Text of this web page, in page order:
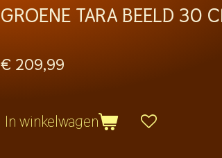
GROENE TARA BEELD 30
€ 209,99
In winkelwagen